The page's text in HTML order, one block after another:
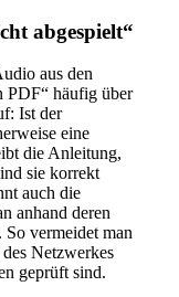
abgespielt“
aus den
PDF“ häufig über
Ist der
eine
die Anleitung,
sie korrekt
auch die
anhand deren
vermeidet man
Netzwerkes
geprüft sind.